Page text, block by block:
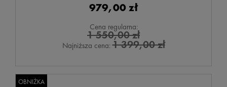
979,00 zł
Cena regularna:
1 550,00 zł
Najniższa cena:1 399,00 zł
OBNIŻKA